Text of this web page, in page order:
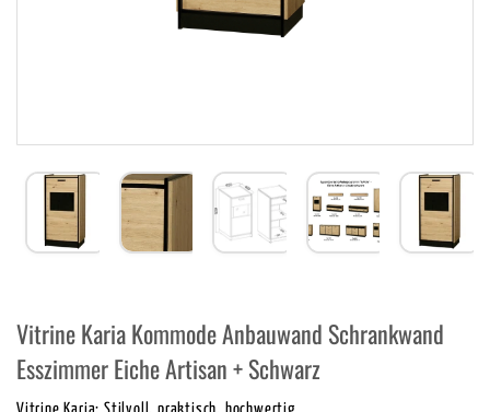
Vitrine Karia Kommode Anbauwand Schrankwand
Esszimmer Eiche Artisan + Schwarz